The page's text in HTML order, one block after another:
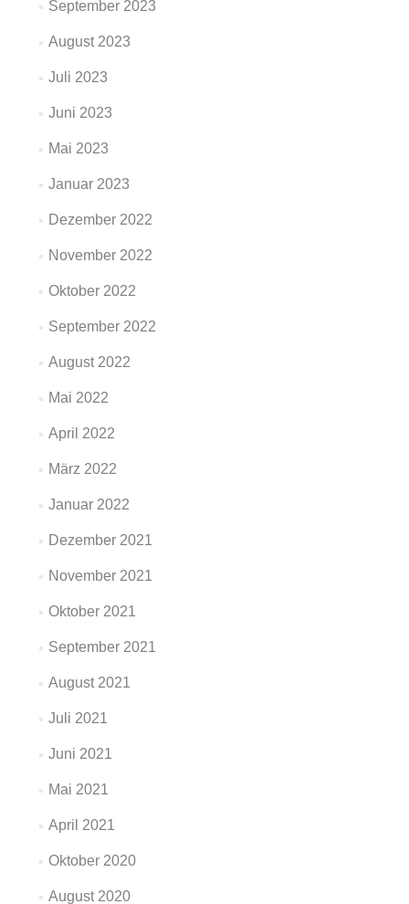
September 2023
August 2023
Juli 2023
Juni 2023
Mai 2023
Januar 2023
Dezember 2022
November 2022
Oktober 2022
September 2022
August 2022
Mai 2022
April 2022
März 2022
Januar 2022
Dezember 2021
November 2021
Oktober 2021
September 2021
August 2021
Juli 2021
Juni 2021
Mai 2021
April 2021
Oktober 2020
August 2020